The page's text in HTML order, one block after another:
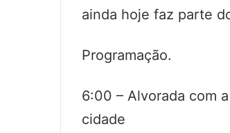
ainda hoje faz parte
Programação.
6:00 – Alvorada com
cidade